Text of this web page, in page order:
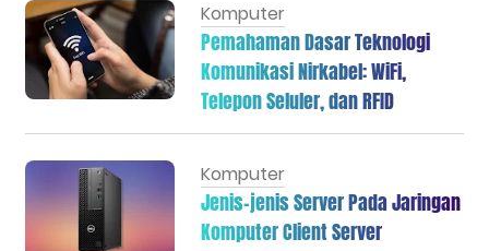
Komputer
Pemahaman Dasar Teknologi
Komunikasi Nirkabel: WiFi,
Telepon Seluler, dan RFID
Komputer
Jenis-jenis Server Pada Jaringan
Komputer Client Server